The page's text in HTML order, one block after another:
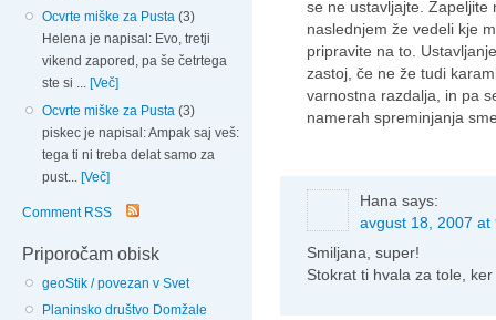
Ocvrte miške za Pusta (3)
Helena je napisal: Evo, tretji
vikend zapored, pa še četrtega
ste si ... [Več]
Ocvrte miške za Pusta (3)
piskec je napisal: Ampak saj veš:
tega ti ni treba delat samo za
pust... [Več]
Comment RSS
Priporočam obisk
geoStik / povezan v Svet
Planinsko društvo Domžale
se ne ustavljajte. Zapeljite
naslednjem že vedeli kje
pripravite na to.
zastoj, če ne že tudi
varnostna razdalja, in pa
namerah spreminjanja
Hana says:
avgust 18, 2007 at
Smiljana, super!
Stokrat ti hvala za tole,